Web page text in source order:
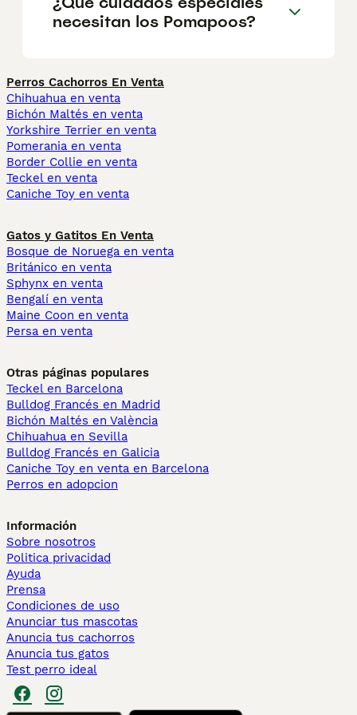
necesitan los Pomapoos?
Perros Cachorros En Venta
Chihuahua en venta
Bichón Maltés en venta
Yorkshire Terrier en venta
Pomerania en venta
Border Collie en venta
Teckel en venta
Caniche Toy en venta
Gatos y Gatitos En Venta
Bosque de Noruega en venta
Británico en venta
Sphynx en venta
Bengalí en venta
Maine Coon en venta
Persa en venta
Otras páginas populares
Teckel en Barcelona
Bulldog Francés en Madrid
Bichón Maltés en València
Chihuahua en Sevilla
Bulldog Francés en Galicia
Caniche Toy en venta en Barcelona
Perros en adopcion
Información
Sobre nosotros
Politica privacidad
Ayuda
Prensa
Condiciones de uso
Anunciar tus mascotas
Anuncia tus cachorros
Anuncia tus gatos
Test perro ideal